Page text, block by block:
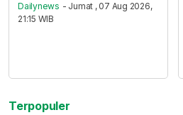
Dailynews - Jumat , 07 Aug 2026,
21:15 WIB
Terpopuler